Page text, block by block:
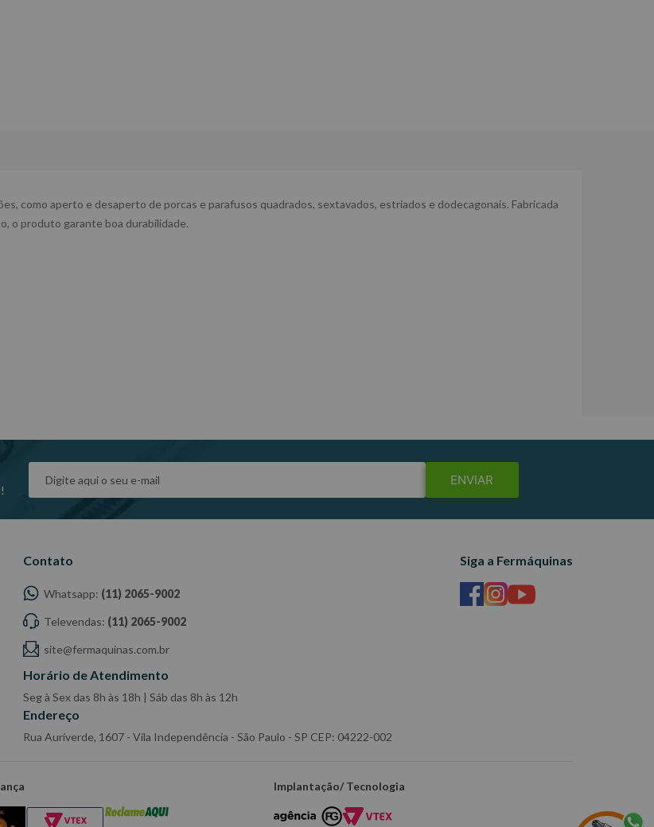
como aperto e desaperto de porcas e parafusos quadrados, sextavados, estriados e dodecagonais. Fabricada
o produto garante boa durabilidade.
ENVIAR
Contato
Whatsapp: (11) 2065-9002
Televendas: (11) 2065-9002
site@fermaquinas.com.br
Horário de Atendimento
Seg à Sex das 8h às 18h | Sáb das 8h às 12h
Endereço
Rua Auriverde, 1607 - Vila Independência - São Paulo - SP CEP: 04222-002
Siga a Fermáquinas
Implantação/ Tecnologia